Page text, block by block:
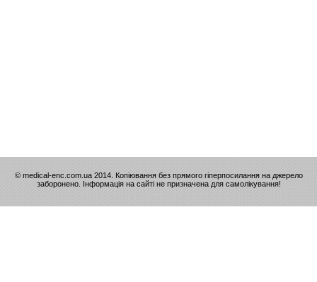
© medical-enc.com.ua 2014. Копіювання без прямого гіперпосилання на джерело
заборонено. Інформація на сайті не призначена для самолікування!